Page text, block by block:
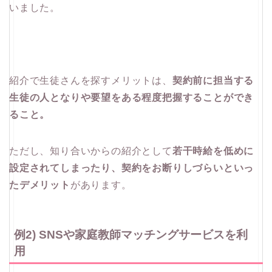
いました。
紹介で生徒さんを探すメリットは、 契約前に担当する
生徒の人となりや要望をある程度把握することができ
ること。
ただし、知り合いからの紹介として若干時給を低めに
設定されてしまったり、契約をお断りしづらいといっ
たデメリット があります。
例2) SNSや家庭教師マッチングサービスを利
用